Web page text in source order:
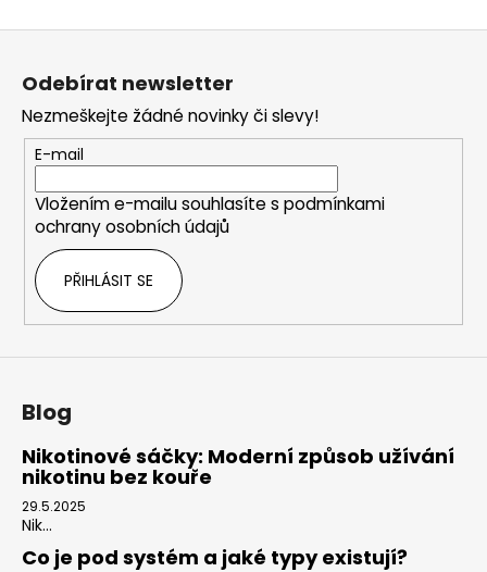
Odebírat newsletter
Nezmeškejte žádné novinky či slevy!
E-mail
Vložením e-mailu souhlasíte s podmínkami
ochrany osobních údajů
PŘIHLÁSIT SE
Blog
Nikotinové sáčky: Moderní způsob užívání
nikotinu bez kouře
29.5.2025
Nik...
Co je pod systém a jaké typy existují?